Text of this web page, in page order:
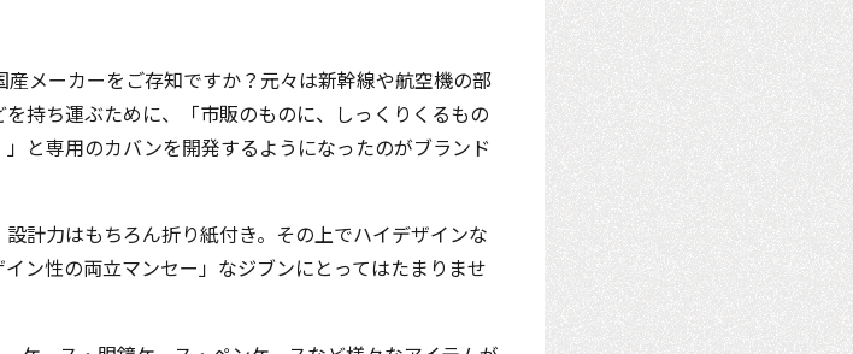
産メーカーをご存知ですか？元々は新幹線や航空機の部
持ち運ぶために、「市販のものに、しっくりくるもの
と専用のカバンを開発するようになったのがブランド
計力はもちろん折り紙付き。その上でハイデザインな
ン性の両立マンセー」なジブンにとってはたまりませ